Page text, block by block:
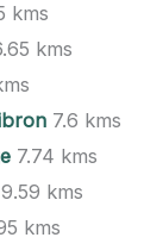
kms
kms
7.6 kms
7.74 kms
9.59 kms
kms